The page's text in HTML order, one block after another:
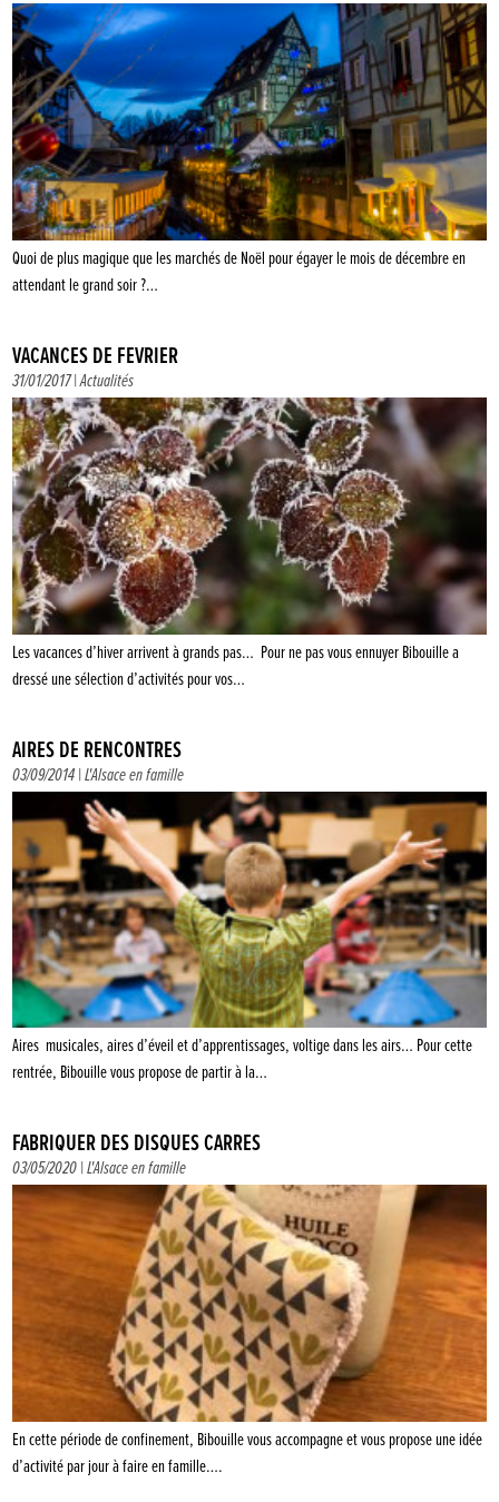
Quoi de plus magique que les marchés de Noël pour égayer le mois de décembre en
attendant le grand soir ?…
VACANCES DE FÉVRIER
31/01/2017 |Actualités
Les vacances d’hiver arrivent à grands pas… Pour ne pas vous ennuyer Bibouille a
dressé une sélection d’activités pour vos…
AIRES DE RENCONTRES
03/09/2014 |L'Alsace en famille
Aires musicales, aires d’éveil et d’apprentissages, voltige dans les airs… Pour cette
rentrée, Bibouille vous propose de partir à la…
FABRIQUER DES DISQUES CARRÉS
03/05/2020 |L'Alsace en famille
En cette période de confinement, Bibouille vous accompagne et vous propose une idée
d’activité par jour à faire en famille….